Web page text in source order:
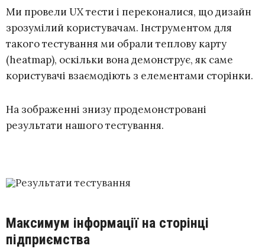
Ми провели UX тести і переконалися, що дизайн
зрозумілий користувачам. Інструментом для
такого тестування ми обрали теплову карту
(heatmap), оскільки вона демонструє, як саме
користувачі взаємодіють з елементами сторінки.
На зображенні знизу продемонстровані
результати нашого тестування.
Максимум інформації на сторінці
підприємства